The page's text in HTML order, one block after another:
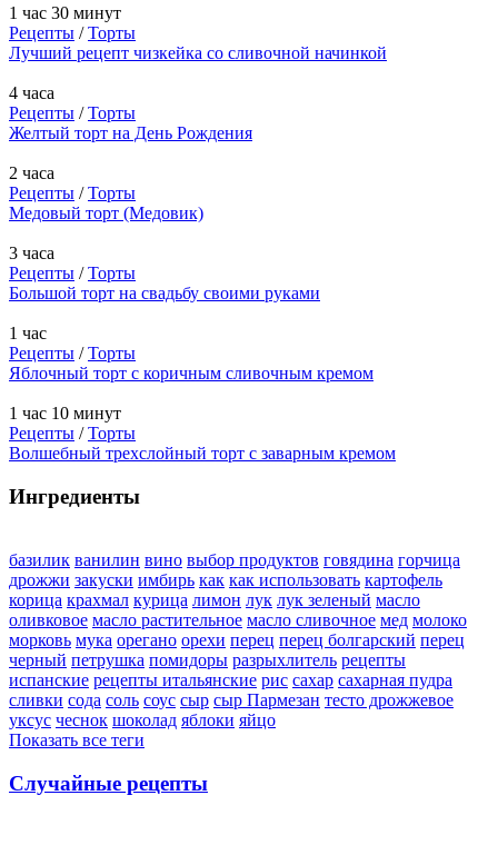
1 час 30 минут
Рецепты /Торты
Лучший рецепт чизкейка со сливочной начинкой
4 часа
Рецепты /Торты
Желтый торт на День Рождения
2 часа
Рецепты /Торты
Медовый торт (Медовик)
3 часа
Рецепты /Торты
Большой торт на свадьбу своими руками
1 час
Рецепты /Торты
Яблочный торт с коричным сливочным кремом
1 час 10 минут
Рецепты /Торты
Волшебный трехслойный торт с заварным кремом
Ингредиенты
базилик ванилин вино выбор продуктов говядина горчица
дрожжи закуски имбирь как как использовать картофель
корица крахмал курица лимон лук лук зеленый масло
оливковое масло растительное масло сливочное мед молоко
морковь мука орегано орехи перец перец болгарский перец
черный петрушка помидоры разрыхлитель рецепты
испанские рецепты итальянские рис сахар сахарная пудра
сливки сода соль соус сыр сыр Пармезан тесто дрожжевое
уксус чеснок шоколад яблоки яйцо
Показать все теги
Случайные рецепты